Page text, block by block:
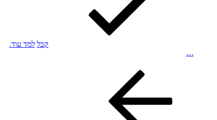
קבל למד עוד.
…